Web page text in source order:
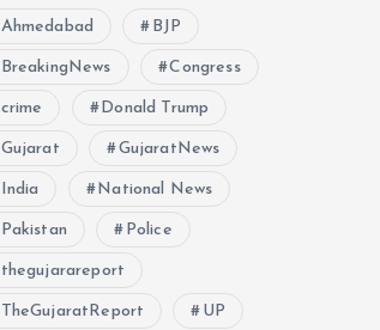
Ahmedabad BJP
BreakingNews Congress
crime Donald Trump
Gujarat GujaratNews
India National News
Pakistan Police
thegujarareport
TheGujaratReport UP